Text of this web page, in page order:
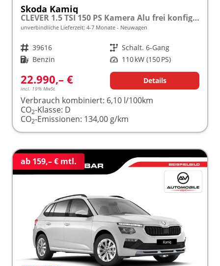
Skoda Kamiq
CLEVER 1.5 TSI 150 PS Kamera Alu frei konfigurierbar!
unverbindliche Lieferzeit: 4-7 Monate Neuwagen
Fahrzeugnr. 39616 Getriebe Schalt. 6-Gang
Kraftstoff Benzin Leistung 110 kW (150 PS)
22.990,– €
incl. 19% MwSt.
Details
Verbrauch kombiniert: 6,10 l/100km
CO2-Klasse: D
CO2-Emissionen: 134,00 g/km
ab 159,– € mtl.